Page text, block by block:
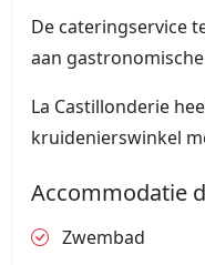
De cateringservice
aan
La Castillonderie
kruidenierswinkel
Accommodatie
Zwembad